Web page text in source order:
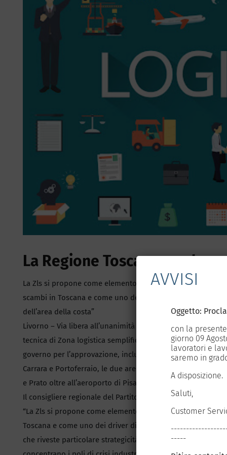
La Regione Toscana
La Zls si propone come elemento propulsore della crescita
scambi in Toscana e come uno dei driver di sviluppo in
dell’area della costa”
Livorno – Via libera all’unanimità dalla Giunta regionale
tecnica di Zona logistica semplificata. La nuova versione,
governo per l’approvazione, include i porti di Livorno,
Carrara e Portoferraio, le due aree intermodali con gli
e Prato oltre all’aeroporto di Pisa.
Il consigliere regionale del Partito democratico Francesco
“La Zls si propone come elemento propulsore della crescita
Toscana e come uno dei driver di sviluppo in particolare
che riveste particolare strategicità e rappresenta una delle
AVVISI
USB, dal giorno 02 Agosto al
ore 12:00 alle ore 16:00 per tutti i
delle nostre attività.
Oggetto:
con la
giorno 09
lavoratori e
saremo in
A disposizione.
Saluti,
Customer
-----